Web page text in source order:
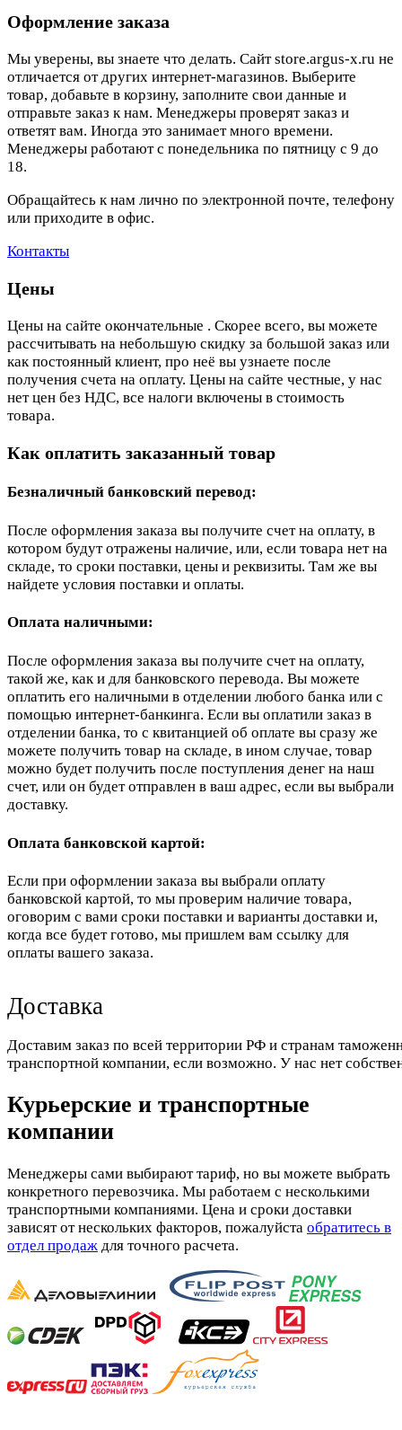
Оформление заказа
Мы уверены, вы знаете что делать. Сайт store.argus-x.ru не
отличается от других интернет-магазинов. Выберите
товар, добавьте в корзину, заполните свои данные и
отправьте заказ к нам. Менеджеры проверят заказ и
ответят вам. Иногда это занимает много времени.
Менеджеры работают с понедельника по пятницу с 9 до
18.
Обращайтесь к нам лично по электронной почте, телефону
или приходите в офис.
Контакты
Цены
Цены на сайте окончательные . Скорее всего, вы можете
рассчитывать на небольшую скидку за большой заказ или
как постоянный клиент, про неё вы узнаете после
получения счета на оплату. Цены на сайте честные, у нас
нет цен без НДС, все налоги включены в стоимость
товара.
Как оплатить заказанный товар
Безналичный банковский перевод:
После оформления заказа вы получите счет на оплату, в
котором будут отражены наличие, или, если товара нет на
складе, то сроки поставки, цены и реквизиты. Там же вы
найдете условия поставки и оплаты.
Оплата наличными:
После оформления заказа вы получите счет на оплату,
такой же, как и для банковского перевода. Вы можете
оплатить его наличными в отделении любого банка или с
помощью интернет-банкинга. Если вы оплатили заказ в
отделении банка, то с квитанцией об оплате вы сразу же
можете получить товар на складе, в ином случае, товар
можно будет получить после поступления денег на наш
счет, или он будет отправлен в ваш адрес, если вы выбрали
доставку.
Оплата банковской картой:
Если при оформлении заказа вы выбрали оплату
банковской картой, то мы проверим наличие товара,
оговорим с вами сроки поставки и варианты доставки и,
когда все будет готово, мы пришлем вам ссылку для
оплаты вашего заказа.
Доставка
Доставим заказ по всей территории РФ и странам
транспортной компании, если возможно. У нас нет
Курьерские и транспортные
компании
Менеджеры сами выбирают тариф, но вы можете выбрать
конкретного перевозчика. Мы работаем с несколькими
транспортными компаниями. Цена и сроки доставки
зависят от нескольких факторов, пожалуйста обратитесь в
отдел продаж для точного расчета.